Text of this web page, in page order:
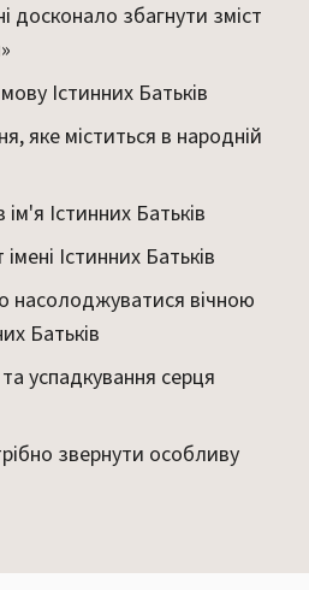
досконало збагнути зміст
Істинних Батьків
яке міститься в народній
Істинних Батьків
Істинних Батьків
насолоджуватися вічною
Батьків
успадкування серця
звернути особливу